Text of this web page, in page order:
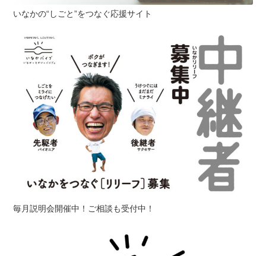
いなかの“しごと”をつなぐ応援サイト
毎月説明会開催中！ご相談も受付中！